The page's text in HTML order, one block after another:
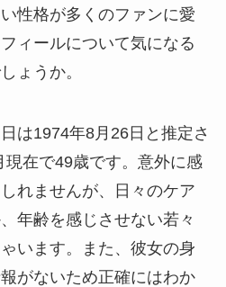
性格が多くのファンに愛
ィールについて気になる
ょうか。
は1974年8月26日と推定さ
在で49歳です。意外に感
れませんが、日々のケア
年齢を感じさせない若々
います。また、彼女の身
がないため正確にはわか